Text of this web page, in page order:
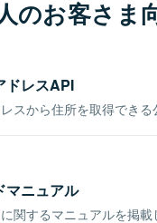
のお客さま
ドレスAPI
スから住所を取得できる
マニュアル
関するマニュアルを掲載